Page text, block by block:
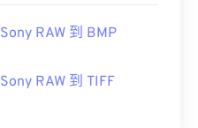
Sony RAW 到 BMP
Sony RAW 到 TIFF